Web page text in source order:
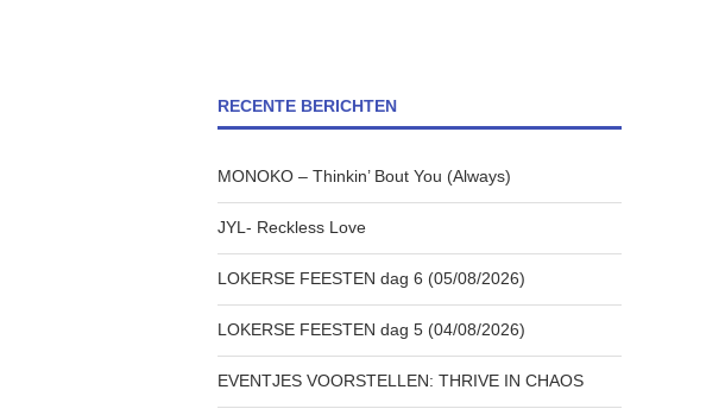
RECENTE BERICHTEN
MONOKO – Thinkin’ Bout You (Always)
JYL- Reckless Love
LOKERSE FEESTEN dag 6 (05/08/2026)
LOKERSE FEESTEN dag 5 (04/08/2026)
EVENTJES VOORSTELLEN: THRIVE IN CHAOS